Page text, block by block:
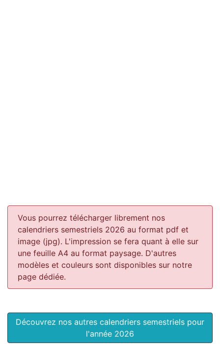
Vous pourrez télécharger librement nos
calendriers semestriels 2026 au format pdf et
image (jpg). L'impression se fera quant à elle sur
une feuille A4 au format paysage. D'autres
modèles et couleurs sont disponibles sur notre
page dédiée.
Découvrez nos autres calendriers semestriels pour
l'année 2026